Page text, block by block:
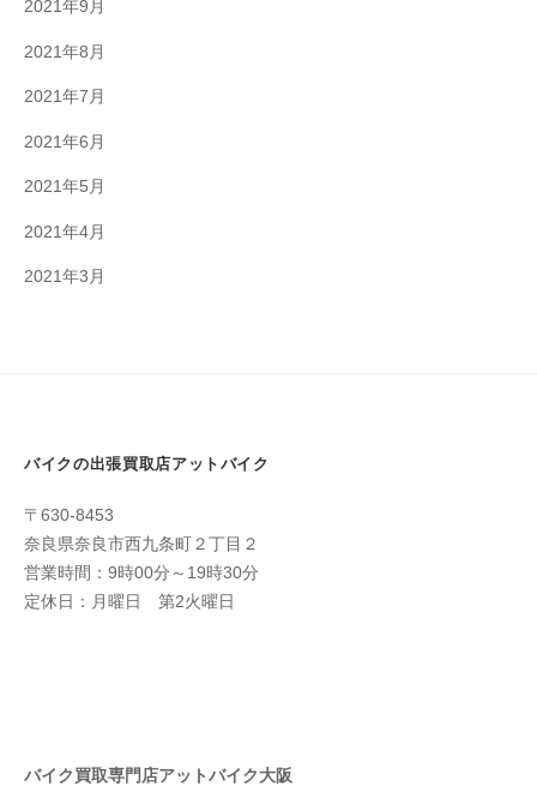
2021年9月
2021年8月
2021年7月
2021年6月
2021年5月
2021年4月
2021年3月
バイクの出張買取店アットバイク
〒630-8453
奈良県奈良市西九条町２丁目２
営業時間：9時00分～19時30分
定休日：月曜日 第2火曜日
バイク買取専門店アットバイク大阪